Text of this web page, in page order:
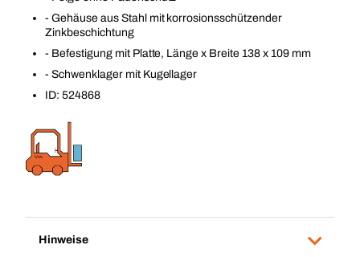
- Gehäuse aus Stahl mit korrosionsschützender
Zinkbeschichtung
- Befestigung mit Platte, Länge x Breite 138 x 109 mm
- Schwenklager mit Kugellager
ID: 524868
Hinweise